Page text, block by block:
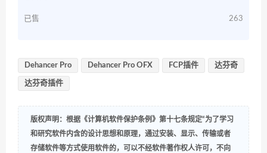
已售 263
Dehancer Pro Dehancer Pro OFX FCP插件 达芬奇
达芬奇插件
版权声明：根据《计算机软件保护条例》第十七条规定“为了学习
和研究软件内含的设计思想和原理，通过安装、显示、传输或者
存储软件等方式使用软件的，可以不经软件著作权人许可，不向